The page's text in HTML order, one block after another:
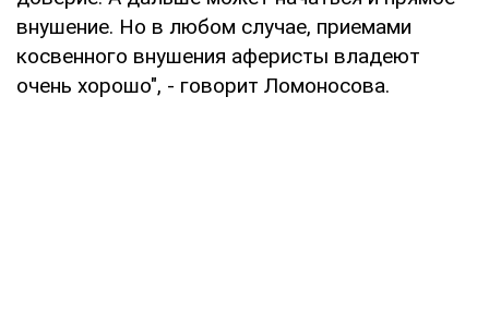
внушение. Но в любом случае, приемами
косвенного внушения аферисты владеют
очень хорошо", - говорит Ломоносова.